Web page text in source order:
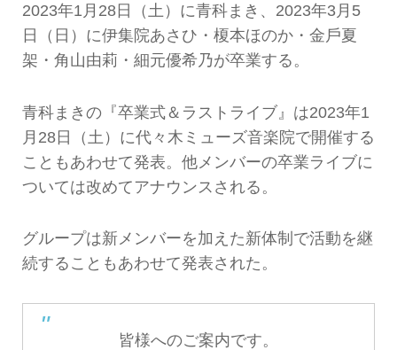
2023年1月28日（土）に青科まき、2023年3月5
日（日）に伊集院あさひ・榎本ほのか・金戶夏
架・角山由莉・細元優希乃が卒業する。
青科まきの『卒業式＆ラストライブ』は2023年1
月28日（土）に代々木ミューズ音楽院で開催する
こともあわせて発表。他メンバーの卒業ライブに
ついては改めてアナウンスされる。
グループは新メンバーを加えた新体制で活動を継
続することもあわせて発表された。
皆様へのご案内です。